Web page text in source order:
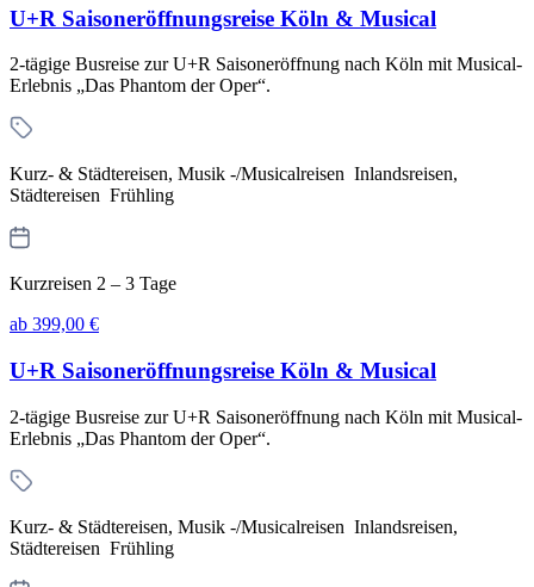
U+R Saisoneröffnungsreise Köln & Musical
2-tägige Busreise zur U+R Saisoneröffnung nach Köln mit Musical-
Erlebnis „Das Phantom der Oper“.
Kurz- & Städtereisen, Musik -/Musicalreisen Inlandsreisen,
Städtereisen Frühling
Kurzreisen 2 – 3 Tage
ab 399,00 €
U+R Saisoneröffnungsreise Köln & Musical
2-tägige Busreise zur U+R Saisoneröffnung nach Köln mit Musical-
Erlebnis „Das Phantom der Oper“.
Kurz- & Städtereisen, Musik -/Musicalreisen Inlandsreisen,
Städtereisen Frühling